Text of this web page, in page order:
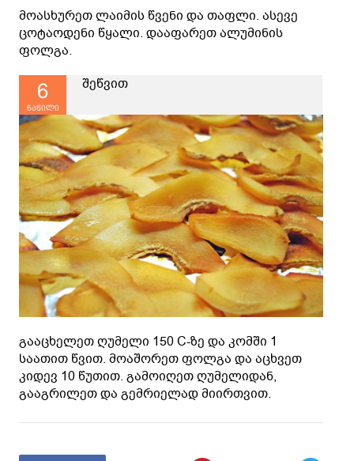
მოასხურეთ ლაიმის წვენი და თაფლი. ასევე
ცოტაოდენი წყალი. დააფარეთ ალუმინის
ფოლგა.
6
ნაწილი
შეწვით
გააცხელეთ ღუმელი 150 C-ზე და კომში 1
საათით წვით. მოაშორეთ ფოლგა და აცხვეთ
კიდევ 10 წუთით. გამოიღეთ ღუმელიდან,
გააგრილეთ და გემრიელად მიირთვით.